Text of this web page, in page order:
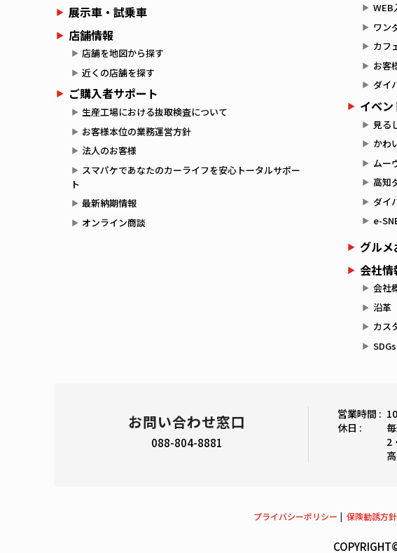
展示車・試乗車
店舗情報
店舗を地図から探す
近くの店舗を探す
ご購入者サポート
生産工場における抜取検査について
お客様本位の業務運営方針
法人のお客様
スマパケであなたのカーライフを安心トータルサポー
ト
最新納期情報
オンライン商談
WEB
ワン
カフ
お客
ダイ
イベ
見る
かわ
ムー
高知
ダイ
e-
グルメ
会社情
会社
沿革
カス
SDGs
お問い合わせ窓口
088-804-8881
営業時間 :
休日 :
2
プライバシーポリシー | 保険勧誘方針